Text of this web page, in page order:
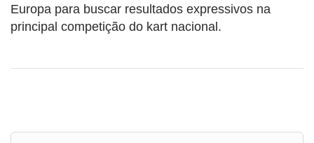
Europa para buscar resultados expressivos na
principal competição do kart nacional.